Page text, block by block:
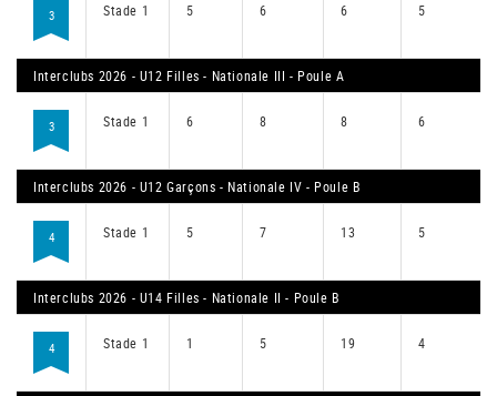
3 Stade 1 5 6 6 5
Interclubs 2026 - U12 Filles - Nationale III - Poule A
3 Stade 1 6 8 8 6
Interclubs 2026 - U12 Garçons - Nationale IV - Poule B
4 Stade 1 5 7 13 5
Interclubs 2026 - U14 Filles - Nationale II - Poule B
4 Stade 1 1 5 19 4